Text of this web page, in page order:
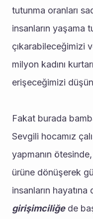
tutunma oranları
insanların yaşama
çıkarabileceğimizi
milyon kadını
erişeceğimizi
Fakat burada
Sevgili hocamız
yapmanın
ürüne dönüşerek
girişimciliğe de